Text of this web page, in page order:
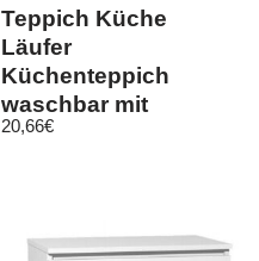
Teppich Küche
Läufer
Küchenteppich
waschbar mit
Schriftzug Coffee in
20,66€